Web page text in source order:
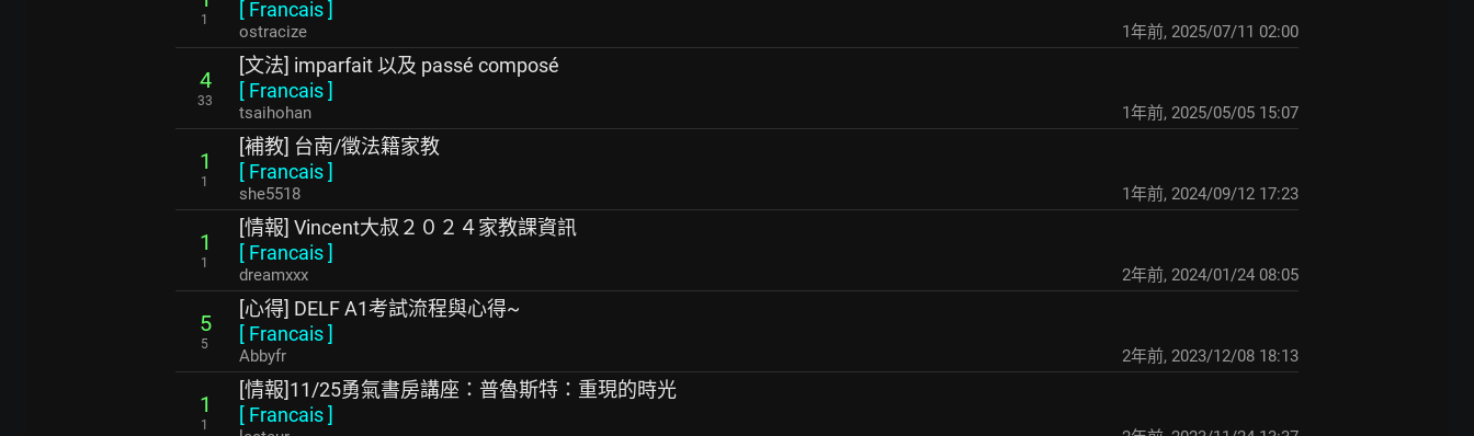
1
[ Francais]
ostracize 1年前, 2025/07/11 02:00
4
33
[文法] imparfait 以及 passé composé
[ Francais]
tsaihohan 1年前, 2025/05/05 15:07
1
1
[補教] 台南/徵法籍家教
[ Francais]
she5518 1年前, 2024/09/12 17:23
1
1
[情報] Vincent大叔２０２４家教課資訊
[ Francais]
dreamxxx 2年前, 2024/01/24 08:05
5
5
[心得] DELF A1考試流程與心得~
[ Francais]
Abbyfr 2年前, 2023/12/08 18:13
1
1
[情報]11/25勇氣書房講座：普魯斯特：重現的時光
[ Francais]